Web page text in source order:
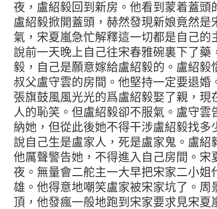
夜，盧紹毅回到新房。他看到蒙着蓋頭
盧紹毅掀開蓋頭，赫然發現新娘竟然是
氣，宋夏嵐急忙解釋這一切都是自己的
說前一天晚上自己往宋春雅碗裏下了藥
毅，自己是願意嫁給盧紹毅的。盧紹毅
叔父盧守雲的房間。他堅持一定要退婚
張旗鼓風風光光的爲盧紹毅娶了親，現
人的恥笑。但盧紹毅卻不服氣。盧守雲
納她，但從此後她不得干涉盧紹毅找多
說自己生是盧家人，死是盧家鬼。盧紹
他厲聲警告她，不得進入自己房間。宋
夜。無量會二舵主一大早把宋家二小姐
雄。他得意地嘲笑盧家被宋家坑了。周
頂，他發瘋一般地跑到宋家要求見宋夏